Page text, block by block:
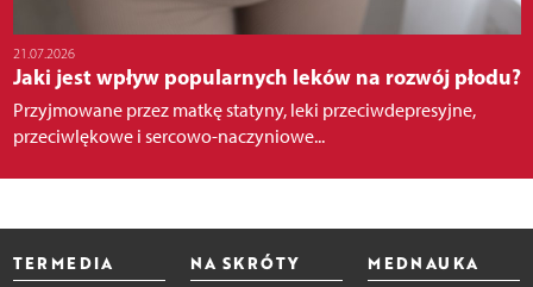
21.07.2026
Jaki jest wpływ popularnych leków na rozwój płodu?
Przyjmowane przez matkę statyny, leki przeciwdepresyjne,
przeciwlękowe i sercowo-naczyniowe...
TERMEDIA NA SKRÓTY MEDNAUKA